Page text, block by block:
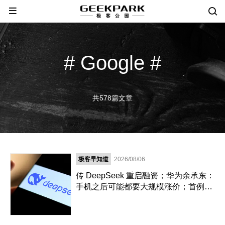
# Google #
共578篇文章
极客早知道 2026/08/06
传 DeepSeek 重启融资；华为余承东：
手机之后可能都要大规模涨价；首例破